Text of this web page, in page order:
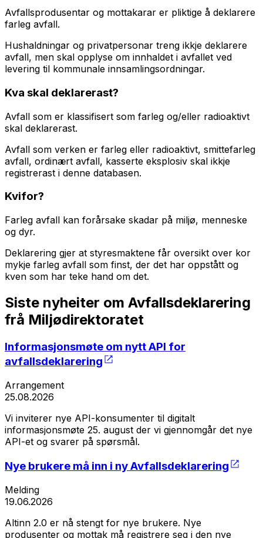
Avfallsprodusentar og mottakarar er pliktige å deklarere
farleg avfall.
Hushaldningar og privatpersonar treng ikkje deklarere
avfall, men skal opplyse om innhaldet i avfallet ved
levering til kommunale innsamlingsordningar.
Kva skal deklarerast?
Avfall som er klassifisert som farleg og/eller radioaktivt
skal deklarerast.
Avfall som verken er farleg eller radioaktivt, smittefarleg
avfall, ordinært avfall, kasserte eksplosiv skal ikkje
registrerast i denne databasen.
Kvifor?
Farleg avfall kan forårsake skadar på miljø, menneske
og dyr.
Deklarering gjer at styresmaktene får oversikt over kor
mykje farleg avfall som finst, der det har oppstått og
kven som har teke hand om det.
Siste nyheiter om Avfallsdeklarering
frå Miljødirektoratet
Informasjonsmøte om nytt API for
avfallsdeklarering
Arrangement
25.08.2026
Vi inviterer nye API-konsumenter til digitalt
informasjonsmøte 25. august der vi gjennomgår det nye
API-et og svarer på spørsmål.
Nye brukere må inn i ny Avfallsdeklarering
Melding
19.06.2026
Altinn 2.0 er nå stengt for nye brukere. Nye
produsenter og mottak må registrere seg i den nye